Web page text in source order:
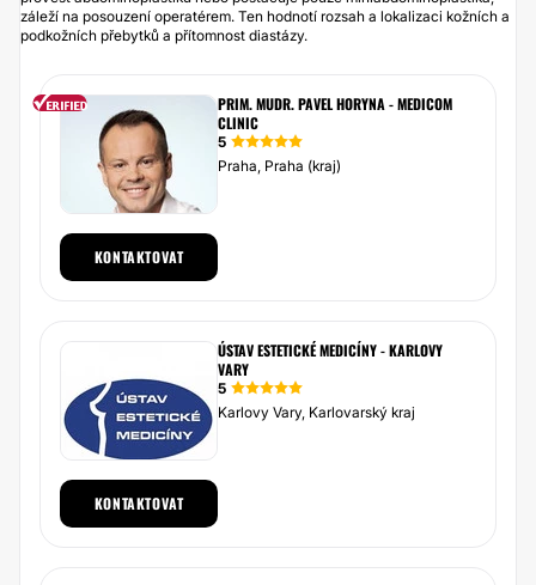
záleží na posouzení operatérem. Ten hodnotí rozsah a lokalizaci kožních a
podkožních přebytků a přítomnost diastázy.
PRIM. MUDR. PAVEL HORYNA - MEDICOM
CLINIC
5
Praha, Praha (kraj)
KONTAKTOVAT
ÚSTAV ESTETICKÉ MEDICÍNY - KARLOVY
VARY
5
Karlovy Vary, Karlovarský kraj
KONTAKTOVAT